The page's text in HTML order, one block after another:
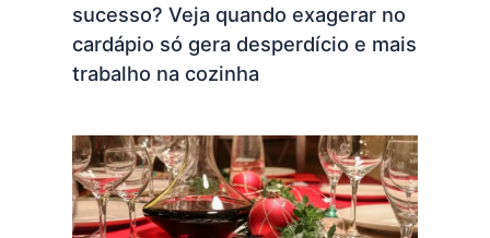
sucesso? Veja quando exagerar no
cardápio só gera desperdício e mais
trabalho na cozinha